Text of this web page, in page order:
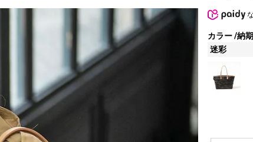
カラー 納期
迷彩